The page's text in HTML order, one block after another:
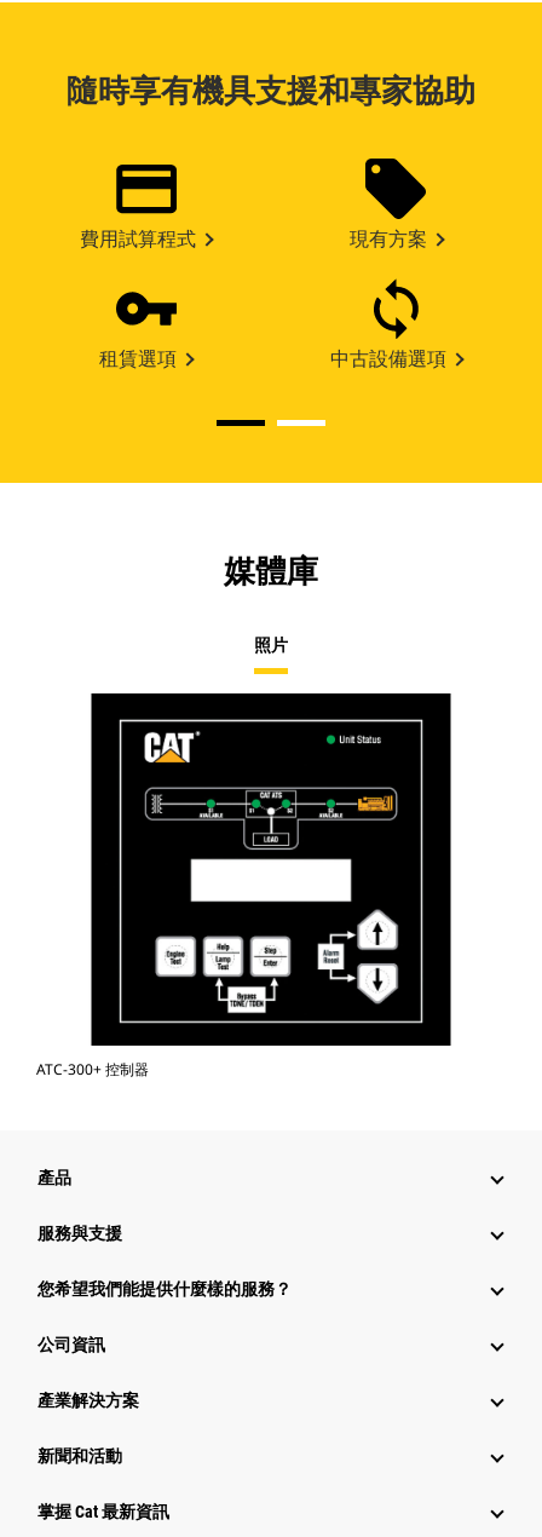
隨時享有機具支援和專家協助
費用試算程式 現有方案
租賃選項 中古設備選項
媒體庫
照片
ATC-300+ 控制器
產品
服務與支援
您希望我們能提供什麼樣的服務？
公司資訊
產業解決方案
新聞和活動
掌握 Cat 最新資訊